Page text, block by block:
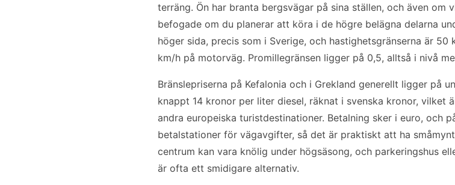
terräng. Ön har branta bergsvägar på sina ställen, och även om
befogade om du planerar att köra i de högre belägna delarna
höger sida, precis som i Sverige, och hastighetsgränserna är
km/h på motorväg. Promillegränsen ligger på 0,5, alltså i nivå
Bränslepriserna på Kefalonia och i Grekland generellt ligger på
knappt 14 kronor per liter diesel, räknat i svenska kronor, vilket
andra europeiska turistdestinationer. Betalning sker i euro, och
betalstationer för vägavgifter, så det är praktiskt att ha
centrum kan vara knölig under högsäsong, och parkeringshus
är ofta ett smidigare alternativ.